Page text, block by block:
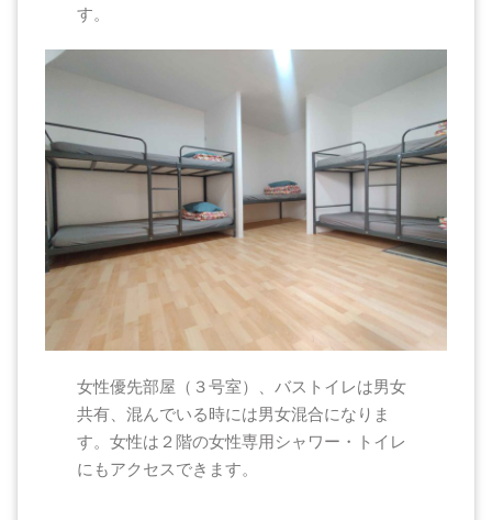
す。
女性優先部屋（３号室）、バストイレは男女
共有、混んでいる時には男女混合になりま
す。女性は２階の女性専用シャワー・トイレ
にもアクセスできます。